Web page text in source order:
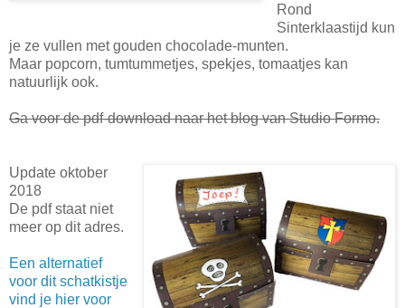
Rond
Sinterklaastijd kun
je ze vullen met gouden chocolade-munten.
Maar popcorn, tumtummetjes, spekjes, tomaatjes kan
natuurlijk ook.
Ga voor de pdf-download naar het blog van Studio Formo.
Update oktober
2018
De pdf staat niet
meer op dit adres.
Een alternatief
voor dit schatkistje
vind je hier voor